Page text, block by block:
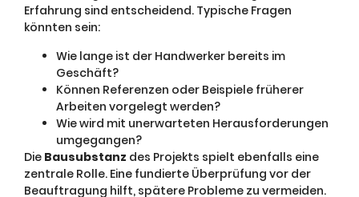
Erfahrung sind entscheidend. Typische Fragen
könnten sein:
Wie lange ist der Handwerker bereits im
Geschäft?
Können Referenzen oder Beispiele früherer
Arbeiten vorgelegt werden?
Wie wird mit unerwarteten Herausforderungen
umgegangen?
Die Bausubstanz des Projekts spielt ebenfalls eine
zentrale Rolle. Eine fundierte Überprüfung vor der
Beauftragung hilft, spätere Probleme zu vermeiden.